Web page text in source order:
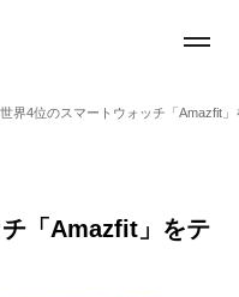
世界4位のスマートウォッチ「Amazfit
「Amazfit」をテ